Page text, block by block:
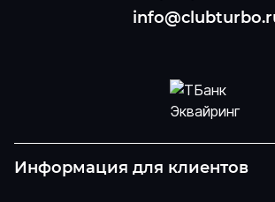
Информация для клиентов